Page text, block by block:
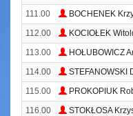
111.00
BOCHENEK
112.00
KOCIOŁEK
113.00
HOŁUBOWICZ
114.00 STEFANOWSKI
115.00 PROKOPIUK
116.00 STOKŁOSA